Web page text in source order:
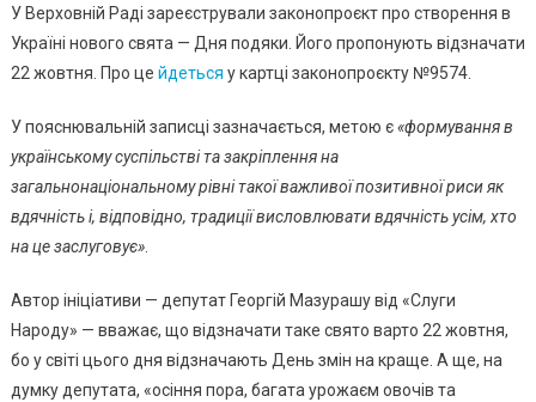
Нове
У Верховній Раді зареєстрували законопроєкт про створення в
Україні нового свята — Дня подяки. Його пропонують відзначати
22 жовтня. Про це йдеться у картці законопроєкту №9574.
У пояснювальній записці зазначається, метою є«формування в
українському суспільстві та закріплення на
загальнонаціональному рівні такої важливої позитивної риси як
вдячність і, відповідно, традиції висловлювати вдячність усім, хто
на це заслуговує».
Автор ініціативи — депутат Георгій Мазурашу від «Слуги
Народу» — вважає, що відзначати таке свято варто 22 жовтня,
бо у світі цього дня відзначають День змін на краще. А ще, на
думку депутата, «осіння пора, багата урожаєм овочів та